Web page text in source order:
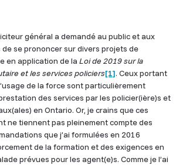
général a demandé au public et aux
se prononcer sur divers projets de
en application de la Loi de 2019 sur la
et les services policiers[1]. Ceux portant
de la force sont particulièrement
des services par les policier(ière)s et
en Ontario. Or, je crains que ces
ne tiennent pas pleinement compte des
que j’ai formulées en 2016
de la formation et des exigences en
prévues pour les agent(e)s. Comme je l’ai